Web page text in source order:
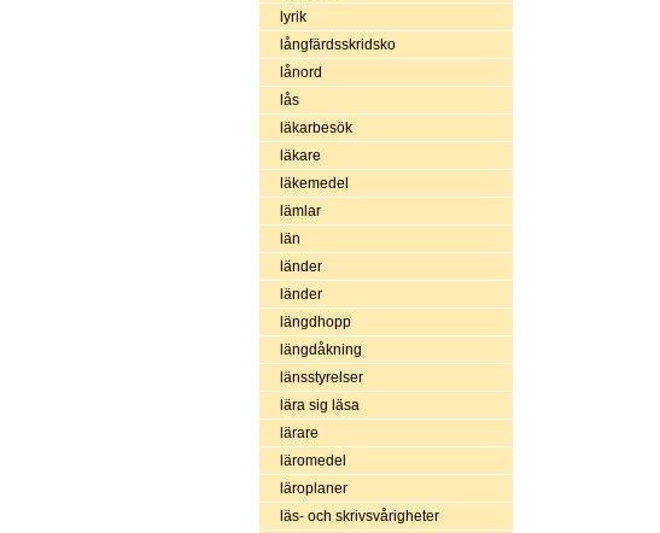
lyrik
långfärdsskridsko
lånord
lås
läkarbesök
läkare
läkemedel
lämlar
län
länder
länder
längdhopp
längdåkning
länsstyrelser
lära sig läsa
lärare
läromedel
läroplaner
läs- och skrivsvårigheter